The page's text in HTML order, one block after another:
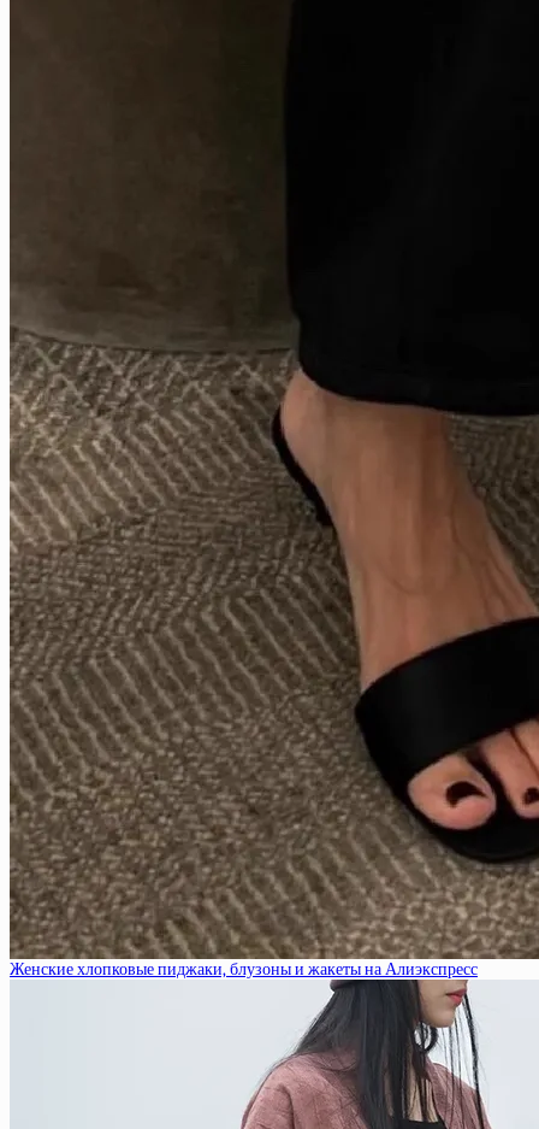
Женские хлопковые пиджаки, блузоны и жакеты на Алиэкспресс